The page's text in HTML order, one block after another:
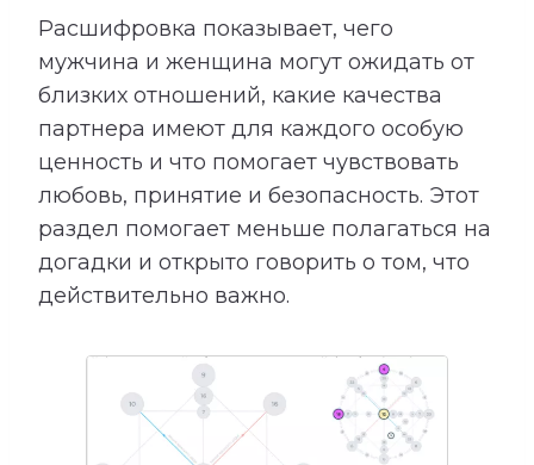
Расшифровка показывает, чего
мужчина и женщина могут ожидать от
близких отношений, какие качества
партнера имеют для каждого особую
ценность и что помогает чувствовать
любовь, принятие и безопасность. Этот
раздел помогает меньше полагаться на
догадки и открыто говорить о том, что
действительно важно.